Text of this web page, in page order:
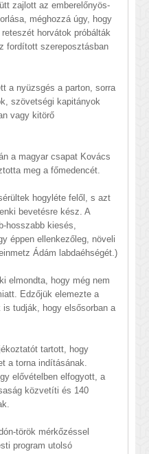
zajlott az emberelőnyös-
méghozzá úgy, hogy
horvátok próbálták
fordított szereposztásban
a nyüzsgés a parton, sorra
szövetségi kapitányok
vagy kitörő
a magyar csapat Kovács
meg a főmedencét.
hogyléte felől, s azt
bevetésre kész. A
hosszabb kiesés,
éppen ellenkezőleg, növeli
Ádám labdaéhségét.)
elmondta, hogy még nem
Edzőjük elemezte a
tudják, hogy elsősorban a
tartott, hogy
a torna indításának.
elővételben elfogyott, a
közvetíti és 140
török mérkőzéssel
program utolsó